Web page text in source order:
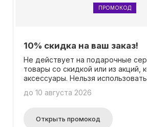
ПРОМОКОД
10% скидка на ваш заказ!
Не действует на подарочные
товары со скидкой или из акций,
аксессуары. Нельзя
до 10 августа 2026
Открыть промокод